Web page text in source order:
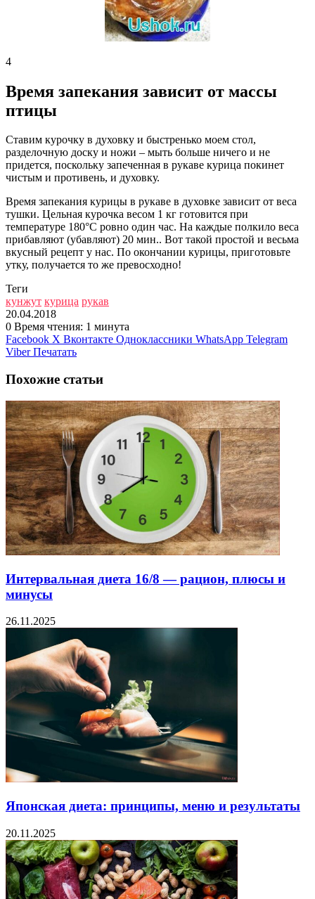
4
Время запекания зависит от массы
птицы
Ставим курочку в духовку и быстренько моем стол,
разделочную доску и ножи – мыть больше ничего и не
придется, поскольку запеченная в рукаве курица покинет
чистым и противень, и духовку.
Время запекания курицы в рукаве в духовке зависит от веса
тушки. Цельная курочка весом 1 кг готовится при
температуре 180°C ровно один час. На каждые полкило веса
прибавляют (убавляют) 20 мин.. Вот такой простой и весьма
вкусный рецепт у нас. По окончании курицы, приготовьте
утку, получается то же превосходно!
Теги
кунжут курица рукав
20.04.2018
0 Время чтения: 1 минута
Facebook X Вконтакте Одноклассники WhatsApp Telegram
Viber Печатать
Похожие статьи
Интервальная диета 16/8 — рацион, плюсы и
минусы
26.11.2025
Японская диета: принципы, меню и результаты
20.11.2025